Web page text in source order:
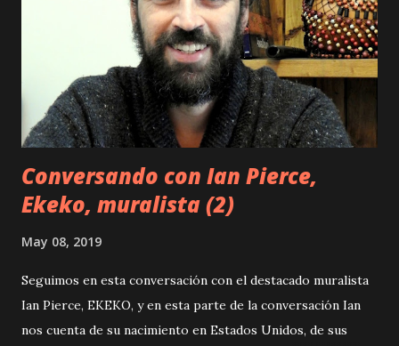
Conversando con Ian Pierce,
Ekeko, muralista (2)
May 08, 2019
Seguimos en esta conversación con el destacado muralista
Ian Pierce, EKEKO, y en esta parte de la conversación Ian
nos cuenta de su nacimiento en Estados Unidos, de sus